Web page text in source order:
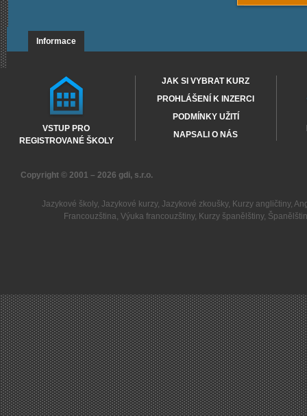
Informace
VSTUP PRO
REGISTROVANÉ ŠKOLY
JAK SI VYBRAT KURZ
PROHLÁŠENÍ K INZERCI
PODMÍNKY UŽITÍ
NAPSALI O NÁS
Copyright © 2001 – 2026 gdi, s.r.o.
Jazykové školy, Jazykové kurzy, Jazykové zkoušky, Kurzy angličtiny,
Francouzština,Výuka francouzštiny, Kurzy španělštiny,